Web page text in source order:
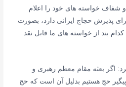
شفاف خواسته های خود را اعلام
پذیرش حجاج ایرانی دارد، بصورت
بند از خواسته های ما قابل نقد
اگر بعثه مقام معظم رهبری و
حج هستیم بدلیل آن است که حج